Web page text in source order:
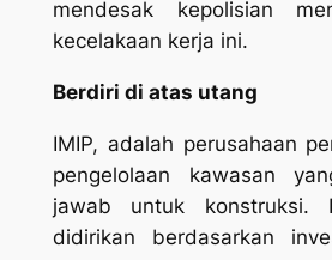
mendesak kepolisian
kecelakaan kerja ini.
Berdiri di atas utang
IMIP, adalah perusahaan
pengelolaan kawasan
jawab untuk konstruksi.
didirikan berdasarkan